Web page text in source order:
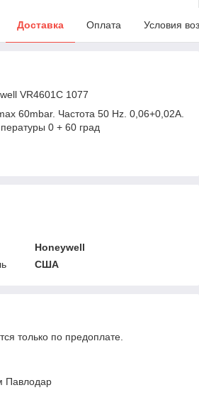
Доставка Оплата Условия
VR4601C 1077
60mbar. Частота 50 Hz. 0,06+0,02A.
0 + 60 град
Honeywell
США
только по предоплате.
Павлодар